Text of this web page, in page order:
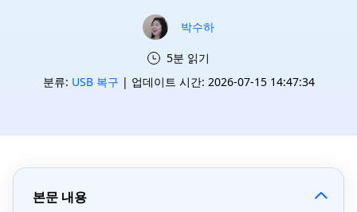
박수하
5분 읽기
분류: USB 복구 | 업데이트 시간: 2026-07-15 14:47:34
본문 내용